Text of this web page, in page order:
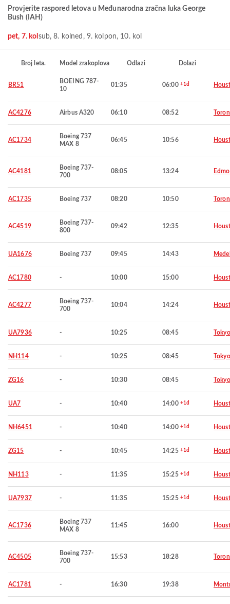
Provjerite raspored letova u Međunarodna zračna luka George
Bush (IAH)
pet, 7. kol sub, 8. kol ned, 9. kol pon, 10. kol
Broj leta. Model zrakoplova Odlazi Dolazi
BR51
BOEING 787-
10
01:35 06:00 +1d
AC4276 Airbus A320 06:10 08:52
AC1734
Boeing 737
MAX 8
06:45 10:56
AC4181
Boeing 737-
700
08:05 13:24
AC1735 Boeing 737 08:20 10:50
AC4519
Boeing 737-
800
09:42 12:35
UA1676 Boeing 737 09:45 14:43
AC1780 - 10:00 15:00
AC4277
Boeing 737-
700
10:04 14:24
UA7936 - 10:25 08:45 Tokyo
NH114 - 10:25 08:45 Tokyo
ZG16 - 10:30 08:45 Tokyo
UA7 - 10:40 14:00 +1d
NH6451 - 10:40 14:00 +1d
ZG15 - 10:45 14:25 +1d
NH113 - 11:35 15:25 +1d
UA7937 - 11:35 15:25 +1d
AC1736
Boeing 737
MAX 8
11:45 16:00
AC4505
Boeing 737-
700
15:53 18:28
AC1781 - 16:30 19:38